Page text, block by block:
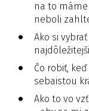
na to
neboli
Ako si
Čo robiť,
sebaistou
Ako to vo